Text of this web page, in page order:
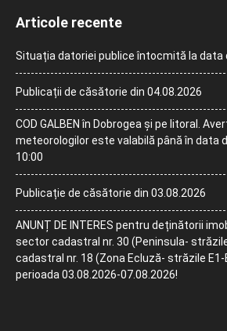
Articole recente
Situația datoriei publice întocmită la data
Publicații de căsătorie din 04.08.2026
COD GALBEN în Dobrogea și pe litoral.
meteorologilor este valabilă până în data
10:00
Publicație de căsătorie din 03.08.2026
ANUNȚ DE INTERES pentru deținătorii
sector cadastral nr. 30 (Peninsula-
cadastral nr. 18 (Zona Ecluză- străzile
perioada 03.08.2026-07.08.2026!